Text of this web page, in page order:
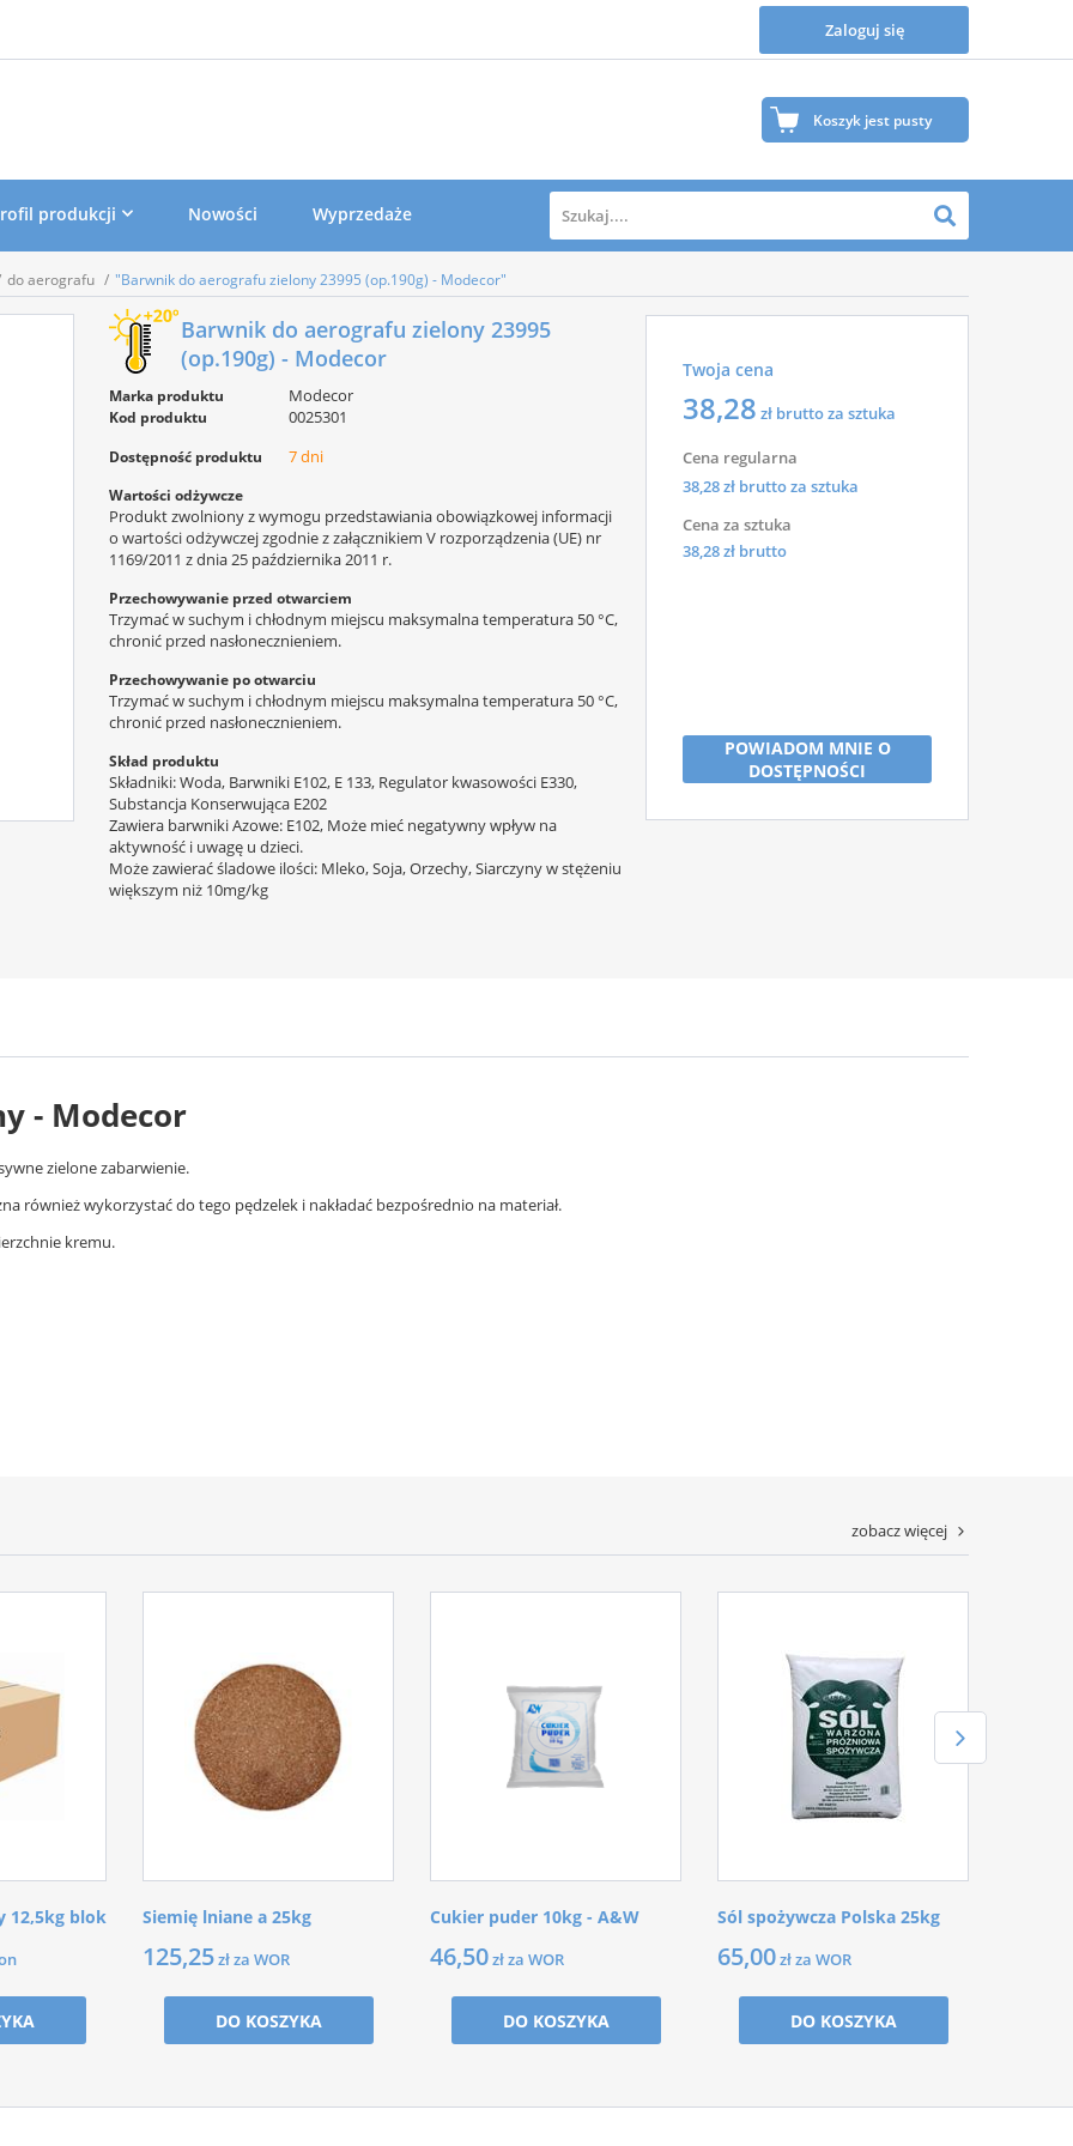
Zaloguj się
Koszyk jest pusty
Twój koszyk jest na razie pusty.
pewno znajdziesz wiele produktów, które Ciebie
zainteresują.
produkcji Nowości Wyprzedaże
do aerografu "Barwnik do aerografu zielony 23995 (op.190g) - Modecor"
Barwnik do aerografu zielony 23995
(op.190g) - Modecor
Marka produktu Modecor
Kod produktu 0025301
Dostępność produktu 7 dni
Wartości odżywcze
Produkt zwolniony z wymogu przedstawiania obowiązkowej informacji
o wartości odżywczej zgodnie z załącznikiem V rozporządzenia (UE) nr
1169/2011 z dnia 25 października 2011 r.
Przechowywanie przed otwarciem
Trzymać w suchym i chłodnym miejscu maksymalna temperatura 50 °C,
chronić przed nasłonecznieniem.
Przechowywanie po otwarciu
Trzymać w suchym i chłodnym miejscu maksymalna temperatura 50 °C,
chronić przed nasłonecznieniem.
Skład produktu
Składniki: Woda, Barwniki E102, E 133, Regulator kwasowości E330,
Substancja Konserwująca E202
Zawiera barwniki Azowe: E102, Może mieć negatywny wpływ na
aktywność i uwagę u dzieci.
Może zawierać śladowe ilości: Mleko, Soja, Orzechy, Siarczyny w stężeniu
większym niż 10mg/kg
Twoja cena
38,28 zł brutto za sztuka
Cena regularna
38,28zł brutto za sztuka
Cena za sztuka
38,28zł brutto
POWIADOM MNIE O
DOSTĘPNOŚCI
- Modecor
zielone zabarwienie.
również wykorzystać do tego pędzelek i nakładać bezpośrednio na materiał.
kremu.
zobacz więcej
12,5kg blok Siemię lniane a 25kg
125,25zł za WOR
DO KOSZYKA
Cukier puder 10kg - A&W
46,50zł za WOR
DO KOSZYKA
Sól spożywcza Polska 25kg
65,00zł za WOR
DO KOSZYKA